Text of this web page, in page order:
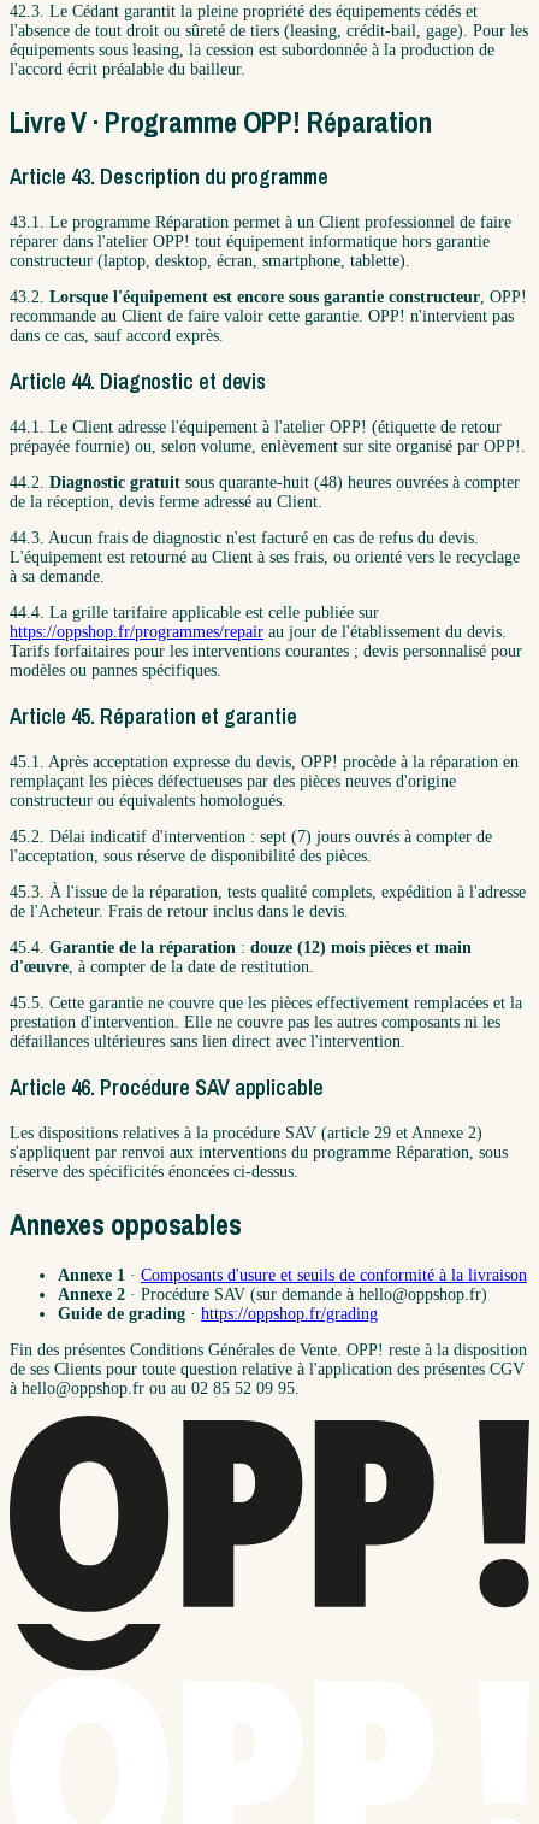
42.3. Le Cédant garantit la pleine propriété des équipements cédés et
l'absence de tout droit ou sûreté de tiers (leasing, crédit-bail, gage). Pour les
équipements sous leasing, la cession est subordonnée à la production de
l'accord écrit préalable du bailleur.
Livre V · Programme OPP! Réparation
Article 43. Description du programme
43.1. Le programme Réparation permet à un Client professionnel de faire
réparer dans l'atelier OPP! tout équipement informatique hors garantie
constructeur (laptop, desktop, écran, smartphone, tablette).
43.2. Lorsque l'équipement est encore sous garantie constructeur, OPP!
recommande au Client de faire valoir cette garantie. OPP! n'intervient pas
dans ce cas, sauf accord exprès.
Article 44. Diagnostic et devis
44.1. Le Client adresse l'équipement à l'atelier OPP! (étiquette de retour
prépayée fournie) ou, selon volume, enlèvement sur site organisé par OPP!.
44.2. Diagnostic gratuit sous quarante-huit (48) heures ouvrées à compter
de la réception, devis ferme adressé au Client.
44.3. Aucun frais de diagnostic n'est facturé en cas de refus du devis.
L'équipement est retourné au Client à ses frais, ou orienté vers le recyclage
à sa demande.
44.4. La grille tarifaire applicable est celle publiée sur
https://oppshop.fr/programmes/repair au jour de l'établissement du devis.
Tarifs forfaitaires pour les interventions courantes ; devis personnalisé pour
modèles ou pannes spécifiques.
Article 45. Réparation et garantie
45.1. Après acceptation expresse du devis, OPP! procède à la réparation en
remplaçant les pièces défectueuses par des pièces neuves d'origine
constructeur ou équivalents homologués.
45.2. Délai indicatif d'intervention : sept (7) jours ouvrés à compter de
l'acceptation, sous réserve de disponibilité des pièces.
45.3. À l'issue de la réparation, tests qualité complets, expédition à l'adresse
de l'Acheteur. Frais de retour inclus dans le devis.
45.4. Garantie de la réparation : douze (12) mois pièces et main
d'œuvre, à compter de la date de restitution.
45.5. Cette garantie ne couvre que les pièces effectivement remplacées et la
prestation d'intervention. Elle ne couvre pas les autres composants ni les
défaillances ultérieures sans lien direct avec l'intervention.
Article 46. Procédure SAV applicable
Les dispositions relatives à la procédure SAV (article 29 et Annexe 2)
s'appliquent par renvoi aux interventions du programme Réparation, sous
réserve des spécificités énoncées ci-dessus.
Annexes opposables
Annexe 1 · Composants d'usure et seuils de conformité à la livraison
Annexe 2 · Procédure SAV (sur demande à hello@oppshop.fr)
Guide de grading · https://oppshop.fr/grading
Fin des présentes Conditions Générales de Vente. OPP! reste à la disposition
de ses Clients pour toute question relative à l'application des présentes CGV
à hello@oppshop.fr ou au 02 85 52 09 95.